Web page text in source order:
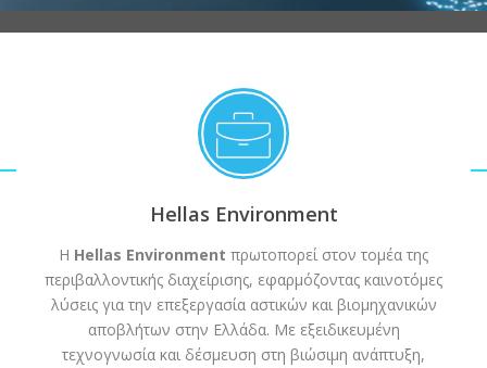
Hellas Environment
H Hellas Environment πρωτοπορεί στον τομέα της
περιβαλλοντικής διαχείρισης, εφαρμόζοντας καινοτόμες
λύσεις για την επεξεργασία αστικών και βιομηχανικών
αποβλήτων στην Ελλάδα. Με εξειδικευμένη
τεχνογνωσία και δέσμευση στη βιώσιμη ανάπτυξη,